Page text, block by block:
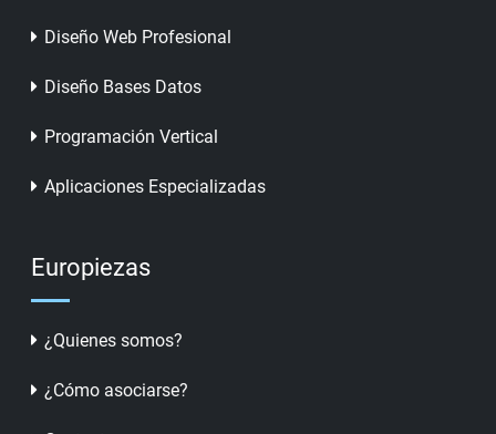
Diseño Web Profesional
Diseño Bases Datos
Programación Vertical
Aplicaciones Especializadas
Europiezas
¿Quienes somos?
¿Cómo asociarse?